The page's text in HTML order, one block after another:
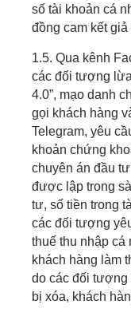
số tài khoản cá
đồng cam kết giả
1.5. Qua kênh
các đối tượng
4.0”, mạo danh
gọi khách hàng
Telegram, yêu
khoản chứng
chuyên án đầu
được lập trong
tư, số tiền trong
các đối tượng
thuế thu nhập
khách hàng làm
do các đối tượng
bị xóa, khách